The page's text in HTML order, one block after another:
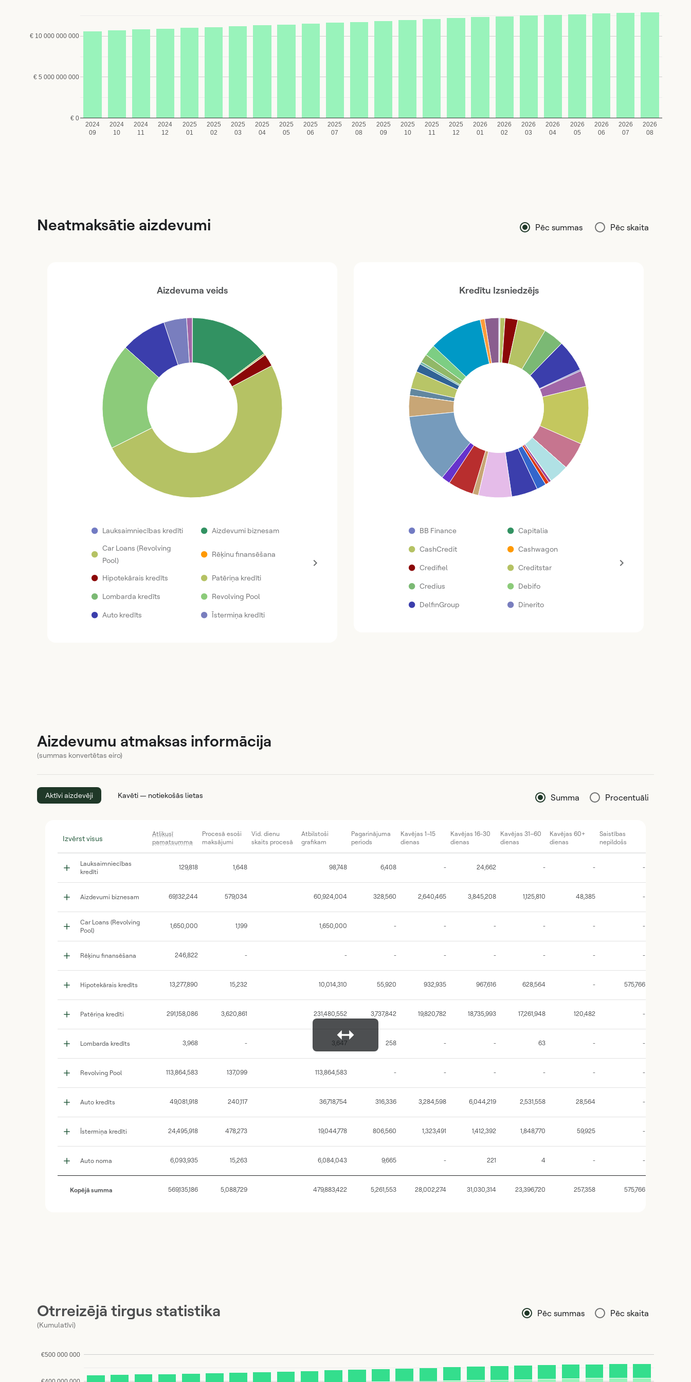
2024
09
2024
10
2024
11
2024
12
2025
01
2025
02
2025
03
2025
04
2025
05
2025
06
2025
07
2025
08
2025
09
2025
10
2025
11
2025
12
2026
01
2026
02
2026
03
2026
04
2026
05
2026
06
2026
07
2026
08
€ 0
€ 5 000 000 000
€ 10 000 000 000
Neatmaksātie aizdevumi Pēc summas Pēc skaita
Aizdevuma veids
● Lauksaimniecības kredīti ● Aizdevumi biznesam
●
Car Loans (Revolving
Pool)
● Rēķinu finansēšana
● Hipotekārais kredīts ● Patēriņa kredīti
● Lombarda kredīts ● Revolving Pool
● Auto kredīts ● Īstermiņa kredīti
Kredītu Izsniedzējs
● BB Finance ● Capitalia
● CashCredit ● Cashwagon
● Credifiel ● Creditstar
● Credius ● Debifo
● DelfinGroup ● Dinerito
Aizdevumu atmaksas informācija
(summas konvertētas eiro)
Aktīvi aizdevēji Kavēti — notiekošās lietas Summa Procentuāli
Izvērst visus
Atlikusī
pamatsumma
Procesā esoši
maksājumi
Vid. dienu
skaits procesā
Atbilstoši
grafikam
Pagarinājuma
periods
Kavējas 1–15
dienas
Kavējas 16-30
dienas
Kavējas 31–60
dienas
Kavējas 60+
dienas
Saistības
nepildošs
Lauksaimniecības
kredīti
129,818 1,648 98,748 6,408 - 24,662 - - -
Aizdevumi biznesam 69,132,244 579,034 60,924,004 328,560 2,640,465 3,845,208 1,125,810 48,385 -
Car Loans (Revolving
Pool)
1,650,000 1,199 1,650,000 - - - - - -
Rēķinu finansēšana 246,822 - - - - - - - -
Hipotekārais kredīts 13,277,890 15,232 10,014,310 55,920 932,935 967,616 628,564 - 575,766
Patēriņa kredīti 291,158,086 3,620,861 231,480,552 3,737,842 19,820,782 18,735,993 17,261,948 120,482 -
Lombarda kredīts 3,968 - 3,647 258 - - 63 - -
Revolving Pool 113,864,583 137,099 113,864,583 - - - - - -
Auto kredīts 49,081,918 240,117 36,718,754 316,336 3,284,598 6,044,219 2,531,558 28,564 -
Īstermiņa kredīti 24,495,918 478,273 19,044,778 806,560 1,323,491 1,412,392 1,848,770 59,925 -
Auto noma 6,093,935 15,263 6,084,043 9,665 - 221 4 - -
Kopējā summa 569,135,186 5,088,729 479,883,422 5,261,553 28,002,274 31,030,314 23,396,720 257,358 575,766
Otrreizējā tirgus statistika
(Kumulatīvi)
Pēc summas Pēc skaita
€500 000 000